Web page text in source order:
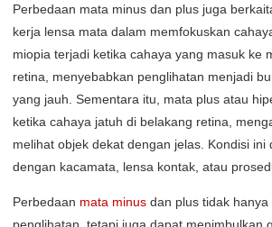
Perbedaan mata minus dan plus juga
kerja lensa mata dalam memfokuskan
miopia terjadi ketika cahaya yang masuk ke
retina, menyebabkan penglihatan menjadi
yang jauh. Sementara itu, mata plus atau
ketika cahaya jatuh di belakang retina,
melihat objek dekat dengan jelas. Kondisi ini
dengan kacamata, lensa kontak, atau
Perbedaan mata minus dan plus tidak